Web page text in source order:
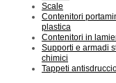
Scale
Contenitori
plastica
Contenitori in
Supporti e armadi
chimici
Tappeti